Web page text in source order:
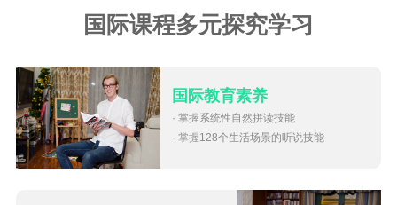
国际课程多元探究学习
国际教育素养
· 掌握系统性自然拼读技能
· 掌握128个生活场景的听说技能